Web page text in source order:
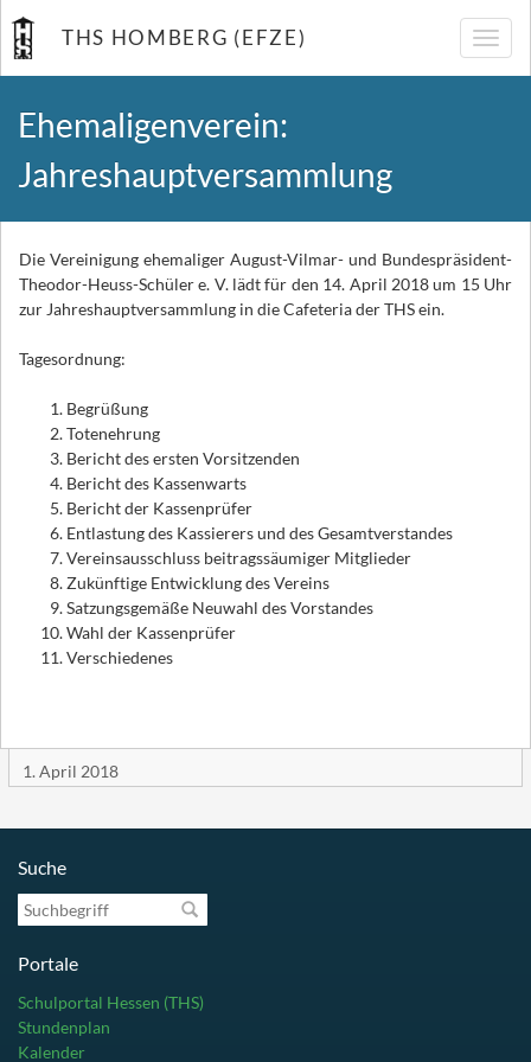
THS HOMBERG (EFZE)
Ehemaligenverein:
Jahreshauptversammlung
Die Vereinigung ehemaliger August-Vilmar- und Bundespräsident-
Theodor-Heuss-Schüler e. V. lädt für den 14. April 2018 um 15 Uhr
zur Jahreshauptversammlung in die Cafeteria der THS ein.
Tagesordnung:
Begrüßung
Totenehrung
Bericht des ersten Vorsitzenden
Bericht des Kassenwarts
Bericht der Kassenprüfer
Entlastung des Kassierers und des Gesamtverstandes
Vereinsausschluss beitragssäumiger Mitglieder
Zukünftige Entwicklung des Vereins
Satzungsgemäße Neuwahl des Vorstandes
Wahl der Kassenprüfer
Verschiedenes
1. April 2018
Suche
Suchbegriff
Portale
Schulportal Hessen (THS)
Stundenplan
Kalender